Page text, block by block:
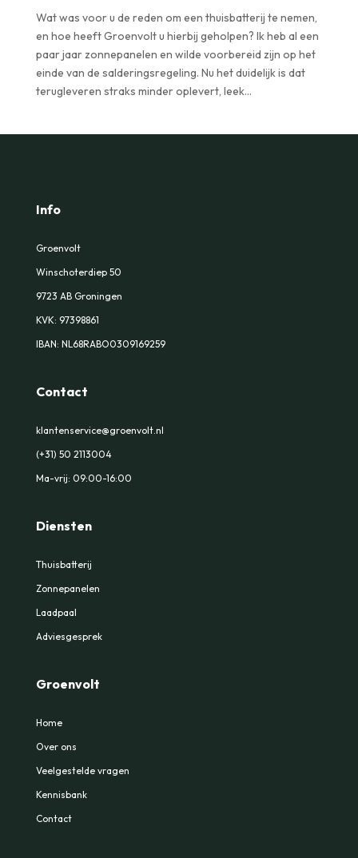
Wat was voor u de reden om een thuisbatterij te nemen,
en hoe heeft Groenvolt u hierbij geholpen? Ik heb al een
paar jaar zonnepanelen en wilde voorbereid zijn op het
einde van de salderingsregeling. Nu het duidelijk is dat
terugleveren straks minder oplevert, leek...
Info
Groenvolt
Winschoterdiep 50
9723 AB Groningen
KVK: 97398861
IBAN: NL68RABO0309169259
Contact
klantenservice@groenvolt.nl
(+31) 50 2113004
Ma-vrij: 09:00-16:00
Diensten
Thuisbatterij
Zonnepanelen
Laadpaal
Adviesgesprek
Groenvolt
Home
Over ons
Veelgestelde vragen
Kennisbank
Contact